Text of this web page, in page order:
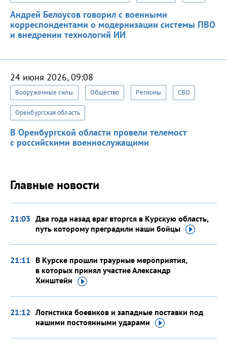
Андрей Белоусов говорил с военными
корреспондентами о модернизации системы ПВО
и внедрении технологий ИИ
24 июня 2026, 09:08
Вооруженные силы Общество Регионы СВО
Оренбургская область
В Оренбургской области провели телемост
с российскими военнослужащими
Главные новости
21:03 Два года назад враг вторгся в Курскую область,
путь которому преградили наши бойцы
21:11 В Курске прошли траурные мероприятия,
в которых принял участие Александр
Хинштейн
21:12 Логистика боевиков и западные поставки под
нашими постоянными ударами